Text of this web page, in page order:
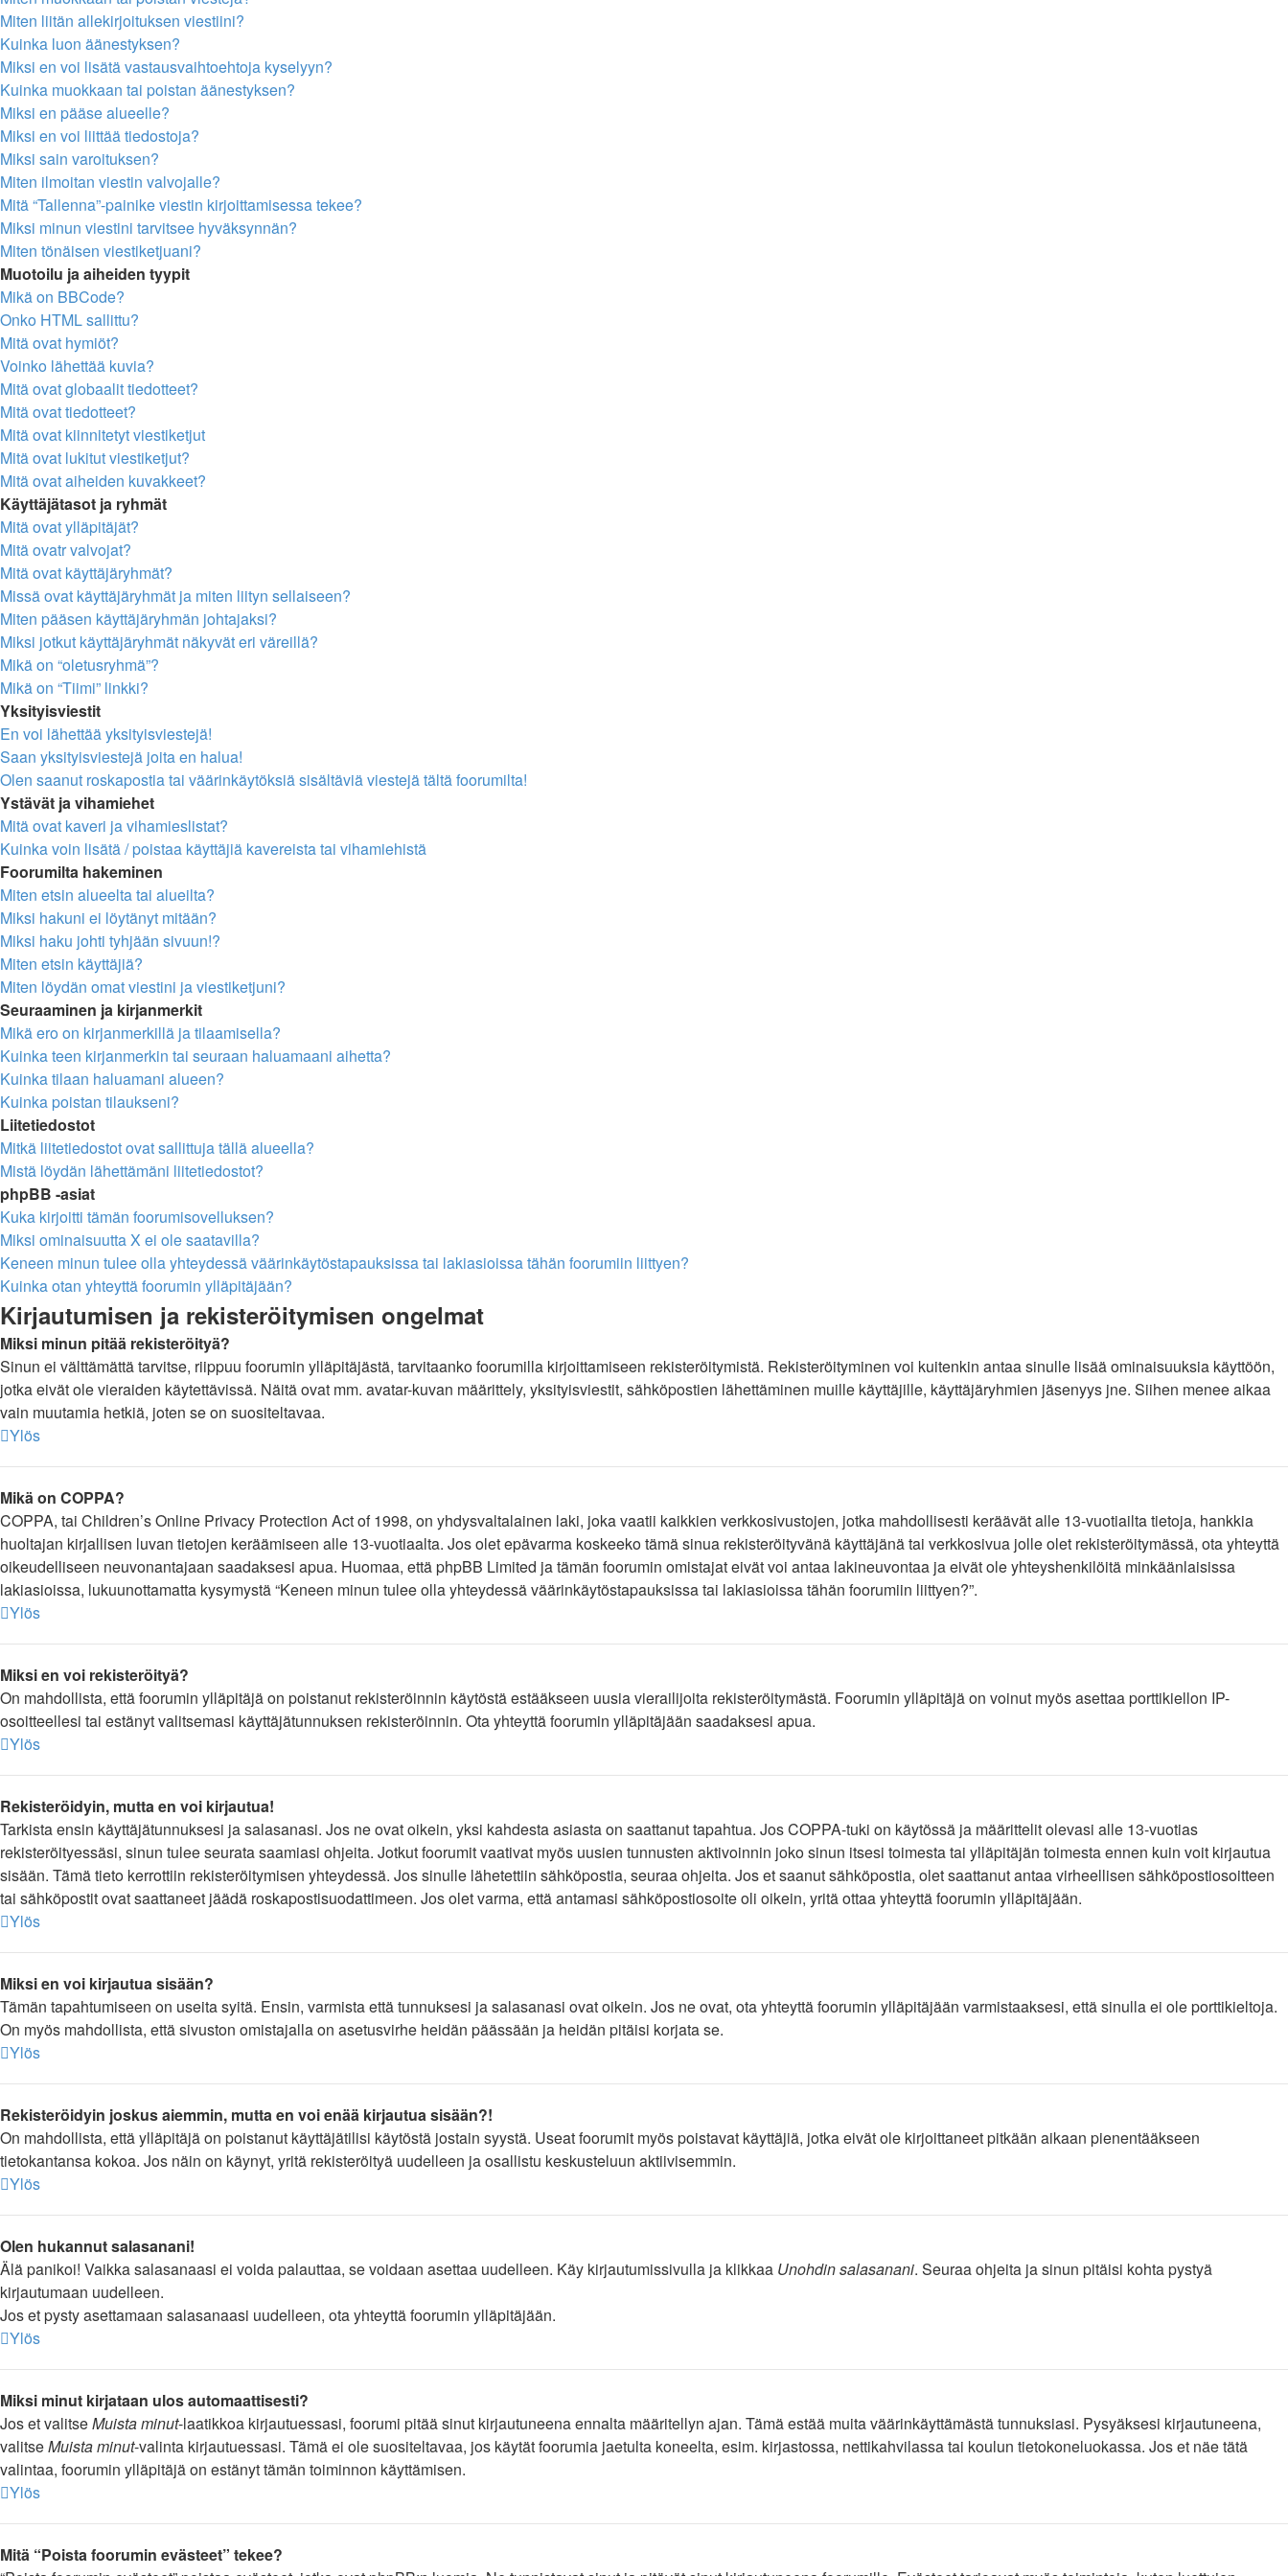
Miten liitän allekirjoituksen viestiini?
Kuinka luon äänestyksen?
Miksi en voi lisätä vastausvaihtoehtoja kyselyyn?
Kuinka muokkaan tai poistan äänestyksen?
Miksi en pääse alueelle?
Miksi en voi liittää tiedostoja?
Miksi sain varoituksen?
Miten ilmoitan viestin valvojalle?
Mitä “Tallenna”-painike viestin kirjoittamisessa tekee?
Miksi minun viestini tarvitsee hyväksynnän?
Miten tönäisen viestiketjuani?
Muotoilu ja aiheiden tyypit
Mikä on BBCode?
Onko HTML sallittu?
Mitä ovat hymiöt?
Voinko lähettää kuvia?
Mitä ovat globaalit tiedotteet?
Mitä ovat tiedotteet?
Mitä ovat kiinnitetyt viestiketjut
Mitä ovat lukitut viestiketjut?
Mitä ovat aiheiden kuvakkeet?
Käyttäjätasot ja ryhmät
Mitä ovat ylläpitäjät?
Mitä ovatr valvojat?
Mitä ovat käyttäjäryhmät?
Missä ovat käyttäjäryhmät ja miten liityn sellaiseen?
Miten pääsen käyttäjäryhmän johtajaksi?
Miksi jotkut käyttäjäryhmät näkyvät eri väreillä?
Mikä on “oletusryhmä”?
Mikä on “Tiimi” linkki?
Yksityisviestit
En voi lähettää yksityisviestejä!
Saan yksityisviestejä joita en halua!
Olen saanut roskapostia tai väärinkäytöksiä sisältäviä viestejä tältä foorumilta!
Ystävät ja vihamiehet
Mitä ovat kaveri ja vihamieslistat?
Kuinka voin lisätä / poistaa käyttäjiä kavereista tai vihamiehistä
Foorumilta hakeminen
Miten etsin alueelta tai alueilta?
Miksi hakuni ei löytänyt mitään?
Miksi haku johti tyhjään sivuun!?
Miten etsin käyttäjiä?
Miten löydän omat viestini ja viestiketjuni?
Seuraaminen ja kirjanmerkit
Mikä ero on kirjanmerkillä ja tilaamisella?
Kuinka teen kirjanmerkin tai seuraan haluamaani aihetta?
Kuinka tilaan haluamani alueen?
Kuinka poistan tilaukseni?
Liitetiedostot
Mitkä liitetiedostot ovat sallittuja tällä alueella?
Mistä löydän lähettämäni liitetiedostot?
phpBB -asiat
Kuka kirjoitti tämän foorumisovelluksen?
Miksi ominaisuutta X ei ole saatavilla?
Keneen minun tulee olla yhteydessä väärinkäytöstapauksissa tai lakiasioissa tähän foorumiin liittyen?
Kuinka otan yhteyttä foorumin ylläpitäjään?
Kirjautumisen ja rekisteröitymisen ongelmat
Miksi minun pitää rekisteröityä?
Sinun ei välttämättä tarvitse, riippuu foorumin ylläpitäjästä, tarvitaanko foorumilla kirjoittamiseen rekisteröitymistä. Rekisteröityminen voi kuitenkin antaa sinulle lisää ominaisuuksia käyttöön,
jotka eivät ole vieraiden käytettävissä. Näitä ovat mm. avatar-kuvan määrittely, yksityisviestit, sähköpostien lähettäminen muille käyttäjille, käyttäjäryhmien jäsenyys jne. Siihen menee aikaa
vain muutamia hetkiä, joten se on suositeltavaa.
Ylös
Mikä on COPPA?
COPPA, tai Children’s Online Privacy Protection Act of 1998, on yhdysvaltalainen laki, joka vaatii kaikkien verkkosivustojen, jotka mahdollisesti keräävät alle 13-vuotiailta tietoja, hankkia
huoltajan kirjallisen luvan tietojen keräämiseen alle 13-vuotiaalta. Jos olet epävarma koskeeko tämä sinua rekisteröityvänä käyttäjänä tai verkkosivua jolle olet rekisteröitymässä, ota yhteyttä
oikeudelliseen neuvonantajaan saadaksesi apua. Huomaa, että phpBB Limited ja tämän foorumin omistajat eivät voi antaa lakineuvontaa ja eivät ole yhteyshenkilöitä minkäänlaisissa
lakiasioissa, lukuunottamatta kysymystä “Keneen minun tulee olla yhteydessä väärinkäytöstapauksissa tai lakiasioissa tähän foorumiin liittyen?”.
Ylös
Miksi en voi rekisteröityä?
On mahdollista, että foorumin ylläpitäjä on poistanut rekisteröinnin käytöstä estääkseen uusia vierailijoita rekisteröitymästä. Foorumin ylläpitäjä on voinut myös asettaa porttikiellon IP-
osoitteellesi tai estänyt valitsemasi käyttäjätunnuksen rekisteröinnin. Ota yhteyttä foorumin ylläpitäjään saadaksesi apua.
Ylös
Rekisteröidyin, mutta en voi kirjautua!
Tarkista ensin käyttäjätunnuksesi ja salasanasi. Jos ne ovat oikein, yksi kahdesta asiasta on saattanut tapahtua. Jos COPPA-tuki on käytössä ja määrittelit olevasi alle 13-vuotias
rekisteröityessäsi, sinun tulee seurata saamiasi ohjeita. Jotkut foorumit vaativat myös uusien tunnusten aktivoinnin joko sinun itsesi toimesta tai ylläpitäjän toimesta ennen kuin voit kirjautua
sisään. Tämä tieto kerrottiin rekisteröitymisen yhteydessä. Jos sinulle lähetettiin sähköpostia, seuraa ohjeita. Jos et saanut sähköpostia, olet saattanut antaa virheellisen sähköpostiosoitteen
tai sähköpostit ovat saattaneet jäädä roskapostisuodattimeen. Jos olet varma, että antamasi sähköpostiosoite oli oikein, yritä ottaa yhteyttä foorumin ylläpitäjään.
Ylös
Miksi en voi kirjautua sisään?
Tämän tapahtumiseen on useita syitä. Ensin, varmista että tunnuksesi ja salasanasi ovat oikein. Jos ne ovat, ota yhteyttä foorumin ylläpitäjään varmistaaksesi, että sinulla ei ole porttikieltoja.
On myös mahdollista, että sivuston omistajalla on asetusvirhe heidän päässään ja heidän pitäisi korjata se.
Ylös
Rekisteröidyin joskus aiemmin, mutta en voi enää kirjautua sisään?!
On mahdollista, että ylläpitäjä on poistanut käyttäjätilisi käytöstä jostain syystä. Useat foorumit myös poistavat käyttäjiä, jotka eivät ole kirjoittaneet pitkään aikaan pienentääkseen
tietokantansa kokoa. Jos näin on käynyt, yritä rekisteröityä uudelleen ja osallistu keskusteluun aktiivisemmin.
Ylös
Olen hukannut salasanani!
Älä panikoi! Vaikka salasanaasi ei voida palauttaa, se voidaan asettaa uudelleen. Käy kirjautumissivulla ja klikkaa Unohdin salasanani. Seuraa ohjeita ja sinun pitäisi kohta pystyä
kirjautumaan uudelleen.
Jos et pysty asettamaan salasanaasi uudelleen, ota yhteyttä foorumin ylläpitäjään.
Ylös
Miksi minut kirjataan ulos automaattisesti?
Jos et valitseMuista minut-laatikkoa kirjautuessasi, foorumi pitää sinut kirjautuneena ennalta määritellyn ajan. Tämä estää muita väärinkäyttämästä tunnuksiasi. Pysyäksesi kirjautuneena,
valitseMuista minut-valinta kirjautuessasi. Tämä ei ole suositeltavaa, jos käytät foorumia jaetulta koneelta, esim. kirjastossa, nettikahvilassa tai koulun tietokoneluokassa. Jos et näe tätä
valintaa, foorumin ylläpitäjä on estänyt tämän toiminnon käyttämisen.
Ylös
Mitä “Poista foorumin evästeet” tekee?